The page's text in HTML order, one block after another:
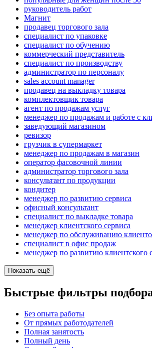
руководитель работ
Магнит
продавец торгового зала
специалист по упаковке
специалист по обучению
коммерческий представитель
специалист по производству
администратор по персоналу
sales account manager
продавец на выкладку товара
комплектовщик товара
агент по продажам услуг
менеджер по продажам и работе с
заведующий магазином
ревизор
грузчик в супермаркет
менеджер по продажам в магазин
оператор фасовочной линии
администратор торгового зала
консультант по продукции
кондитер
менеджер по развитию сервиса
офисный консультант
специалист по выкладке товара
менеджер клиентского сервиса
менеджер по обслуживанию
специалист в офис продаж
менеджер по развитию клиентского
Показать ещё
Быстрые фильтры
Без опыта работы
От прямых работодателей
Полная занятость
Полный день